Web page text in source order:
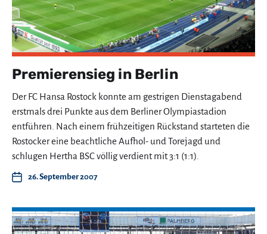
Premierensieg in Berlin
Der FC Hansa Rostock konnte am gestrigen Dienstagabend
erstmals drei Punkte aus dem Berliner Olympiastadion
entführen. Nach einem frühzeitigen Rückstand starteten die
Rostocker eine beachtliche Aufhol- und Torejagd und
schlugen Hertha BSC völlig verdient mit 3:1 (1:1).
26. September 2007